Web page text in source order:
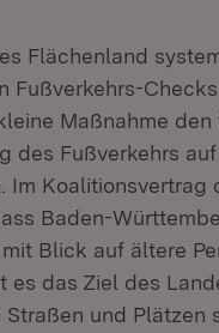
Flächenland
Fußverkehrs-
Maßnahme den
des Fußverkehrs
Im Koalitionsvertrag
Baden-
Blick auf ältere
das Ziel des
und Plätzen